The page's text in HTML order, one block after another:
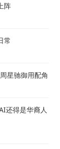
阵
常
星驰御用配角
还得是华裔人